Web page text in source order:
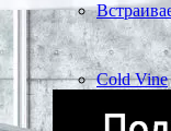
Cold Vine